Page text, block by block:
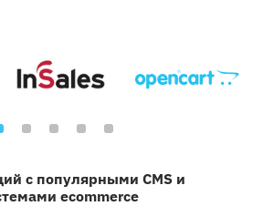
с популярными CMS и
ecommerce